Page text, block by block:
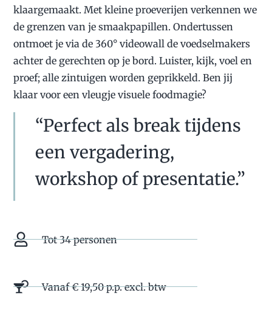
klaargemaakt. Met kleine proeverijen verkennen we
de grenzen van je smaakpapillen. Ondertussen
ontmoet je via de 360° videowall de voedselmakers
achter de gerechten op je bord. Luister, kijk, voel en
proef; alle zintuigen worden geprikkeld. Ben jij
klaar voor een vleugje visuele foodmagie?
“Perfect als break tijdens
een vergadering,
workshop of presentatie.”
Tot 34 personen
Vanaf € 19,50 p.p. excl. btw